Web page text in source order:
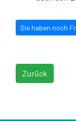
Sie haben noch
Zurück